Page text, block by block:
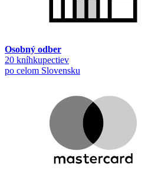
Osobný odber
20 kníhkupectiev
po celom Slovensku